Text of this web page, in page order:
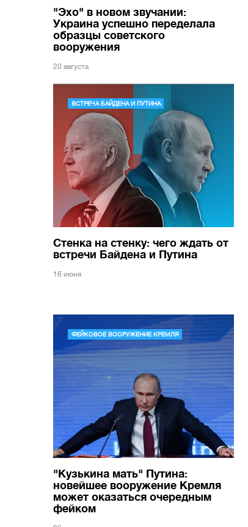
"Эхо" в новом звучании:
Украина успешно переделала
образцы советского
вооружения
20 августа
ВСТРЕЧА БАЙДЕНА И ПУТИНА
Стенка на стенку: чего ждать от
встречи Байдена и Путина
16 июня
ФЕЙКОВОЕ ВООРУЖЕНИЕ КРЕМЛЯ
"Кузькина мать" Путина:
новейшее вооружение Кремля
может оказаться очередным
фейком